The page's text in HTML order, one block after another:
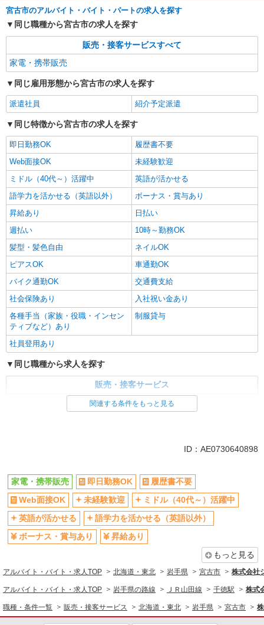
宮古市のアルバイト・バイト・パートの求人を探す
同じ職種から宮古市の求人を探す
販売・接客サービスすべて
家電・携帯販売
同じ雇用形態から宮古市の求人を探す
派遣社員 紹介予定派遣
同じ特徴から宮古市の求人を探す
即日勤務OK
履歴書不要
Web面接OK
未経験歓迎
ミドル（40代～）活躍中
英語が活かせる
語学力を活かせる（英語以外）
ボーナス・賞与あり
昇給あり
日払い
週払い
10時～勤務OK
髪型・髪色自由
ネイルOK
ピアスOK
車通勤OK
バイク通勤OK
交通費支給
社会保険あり
入社祝い金あり
各種手当（家族・役職・インセン
ティブなど）あり
制服貸与
社員登用あり
同じ職種から求人を探す
販売・接客サービス
日払い
車通勤OK
交通費支給
社会保険あり
社員登用あり
関連する条件をもっと見る
ID：AE0730640898
家電・携帯販売 即日勤務OK
履歴書不要
Web面接OK
未経験歓迎
ミドル（40代～）活躍中
英語が活かせる
語学力を活かせる（英語以外）
ボーナス・賞与あり
昇給あり
もっと見る
アルバイト・バイト・求人TOP 北海道・東北 岩手県 宮古市 株式会社
アルバイト・バイト・求人TOP 岩手県の路線 ＪＲ山田線 千徳駅 株式
職種・条件一覧 販売・接客サービス 北海道・東北 岩手県 宮古市